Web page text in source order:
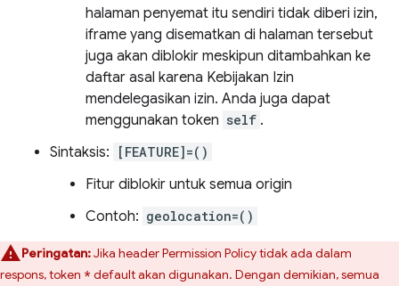
halaman penyemat itu sendiri tidak diberi izin,
iframe yang disematkan di halaman tersebut
juga akan diblokir meskipun ditambahkan ke
daftar asal karena Kebijakan Izin
mendelegasikan izin. Anda juga dapat
menggunakan token self .
Sintaksis:
[FEATURE]=()
Fitur diblokir untuk semua origin
Contoh: geolocation=()
Peringatan:Jika header Permission Policy tidak ada dalam
respons, token * default akan digunakan. Dengan demikian, semua